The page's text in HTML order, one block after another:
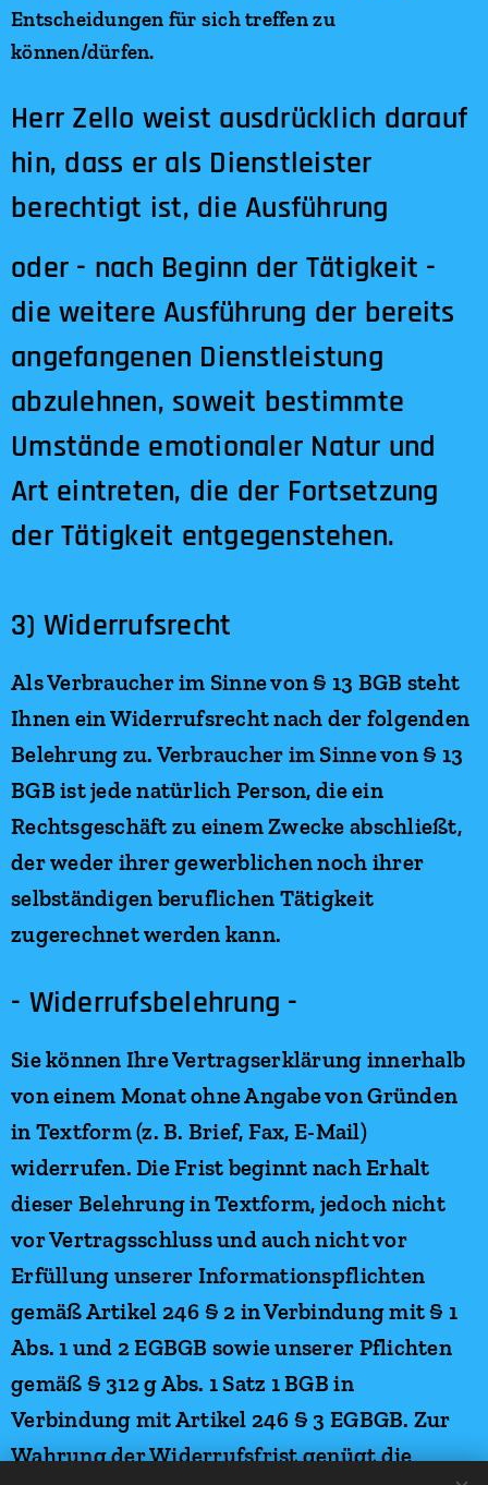
Entscheidungen für sich treffen zu
können/dürfen.
Herr Zello weist ausdrücklich darauf
hin, dass er als Dienstleister
berechtigt ist, die Ausführung
oder - nach Beginn der Tätigkeit -
die weitere Ausführung der bereits
angefangenen Dienstleistung
abzulehnen, soweit bestimmte
Umstände emotionaler Natur und
Art eintreten, die der Fortsetzung
der Tätigkeit entgegenstehen.
3) Widerrufsrecht
Als Verbraucher im Sinne von § 13 BGB steht
Ihnen ein Widerrufsrecht nach der folgenden
Belehrung zu. Verbraucher im Sinne von § 13
BGB ist jede natürlich Person, die ein
Rechtsgeschäft zu einem Zwecke abschließt,
der weder ihrer gewerblichen noch ihrer
selbständigen beruflichen Tätigkeit
zugerechnet werden kann.
- Widerrufsbelehrung -
Sie können Ihre Vertragserklärung innerhalb
von einem Monat ohne Angabe von Gründen
in Textform (z. B. Brief, Fax, E-Mail)
widerrufen. Die Frist beginnt nach Erhalt
dieser Belehrung in Textform, jedoch nicht
vor Vertragsschluss und auch nicht vor
Erfüllung unserer Informationspflichten
gemäß Artikel 246 § 2 in Verbindung mit § 1
Abs. 1 und 2 EGBGB sowie unserer Pflichten
gemäß § 312 g Abs. 1 Satz 1 BGB in
Verbindung mit Artikel 246 § 3 EGBGB. Zur
Wahrung der Widerrufsfrist genügt die